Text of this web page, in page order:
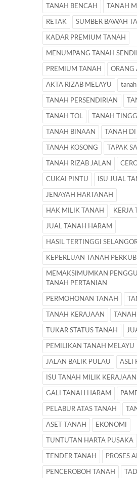
TANAH BENCAH TANAH
RETAK SUMBER BAWAH
KADAR PREMIUM TANAH
MENUMPANG TANAH
PREMIUM TANAH ORANG
AKTA RIZAB MELAYU
TANAH PERSENDIRIAN
TANAH TOL TANAH TINGGI
TANAH BINAAN TANAH
TANAH KOSONG TAPAK
TANAH RIZAB JALAN
CUKAI PINTU ISU JUAL
JENAYAH HARTANAH
HAK MILIK TANAH KERJA
JUAL TANAH HARAM
HASIL TERTINGGI
KEPERLUAN TANAH
MEMAKSIMUMKAN
TANAH PERTANIAN
PERMOHONAN TANAH
TANAH KERAJAAN
TUKAR STATUS TANAH
PEMILIKAN TANAH MELAYU
JALAN BALIK PULAU ASLI
ISU TANAH MILIK KERAJAAN
GALI TANAH HARAM
PELABUR ATAS TANAH
ASET TANAH EKONOMI
TUNTUTAN HARTA PUSAKA
TENDER TANAH PROSES
PENCEROBOH TANAH